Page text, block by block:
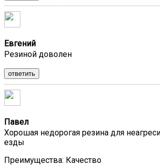
Евгений
Резиной доволен
ответить
Павел
Хорошая недорогая резина для
езды
Преимущества: Качество